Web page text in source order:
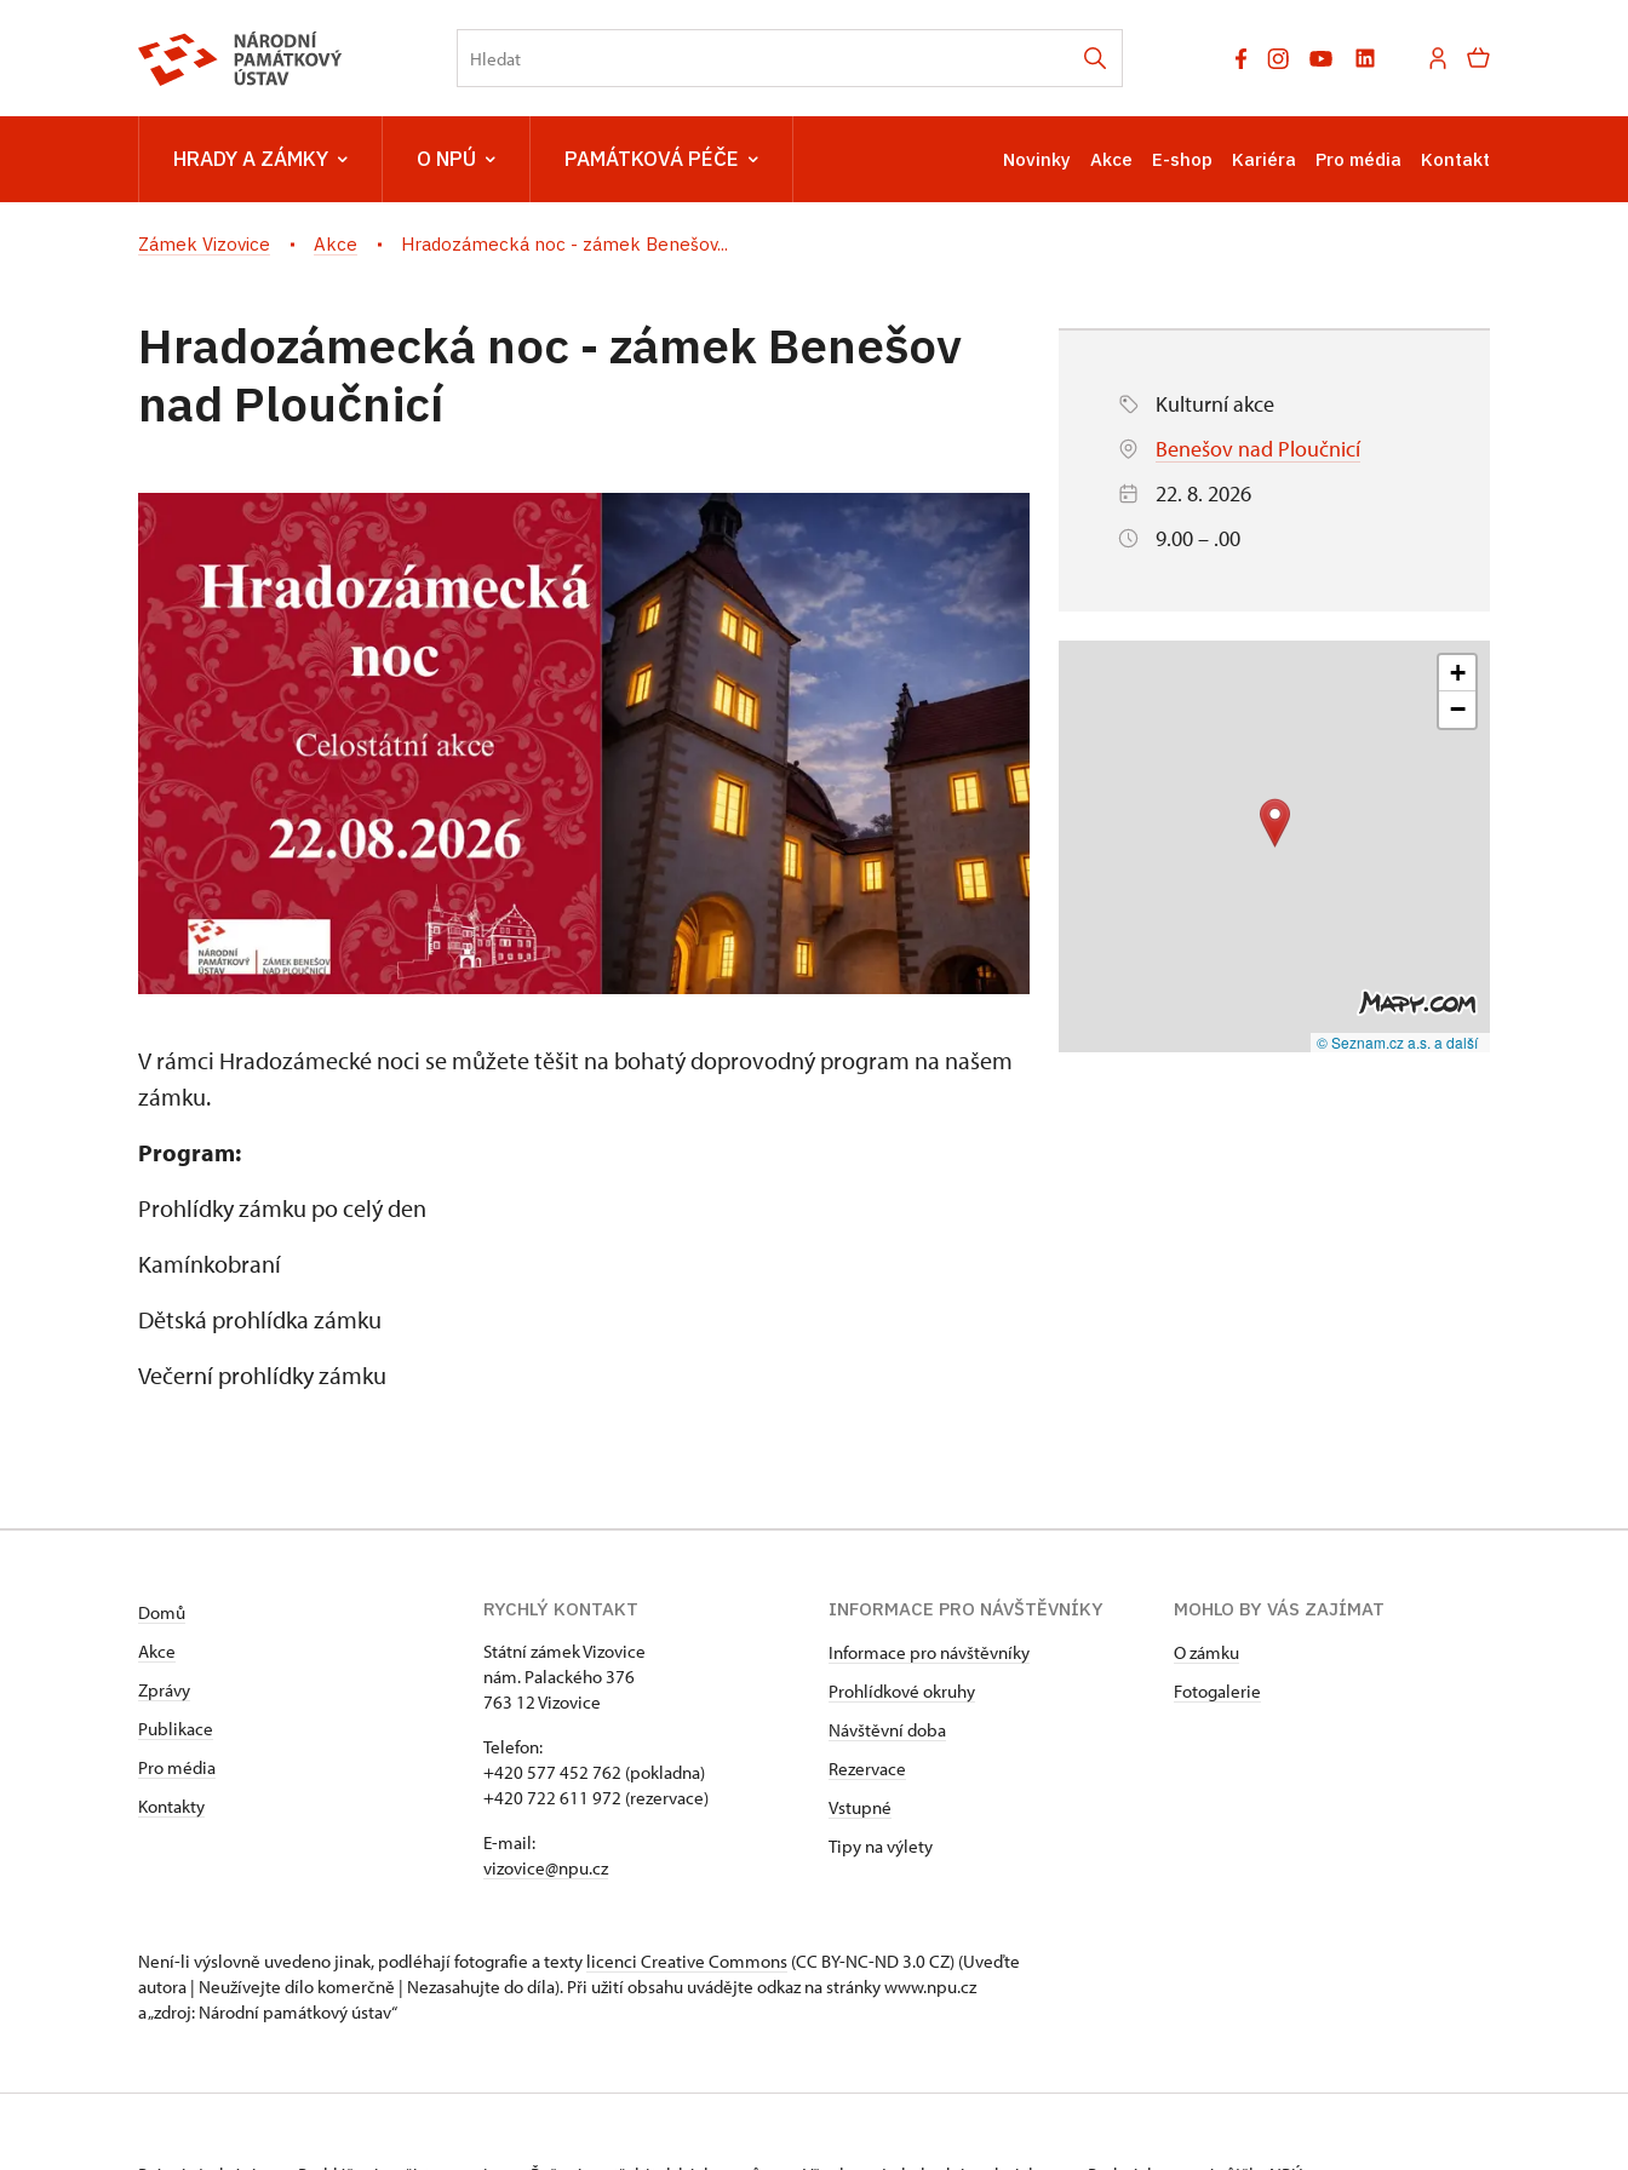
HRADY A ZÁMKY O NPÚ PAMÁTKOVÁ PÉČE Novinky Akce E-shop Kariéra Pro média Kontakt
Zámek Vizovice Akce Hradozámecká noc - zámek Benešov...
Hradozámecká noc - zámek Benešov
nad Ploučnicí
V rámci Hradozámecké noci se můžete těšit na bohatý doprovodný program na našem
zámku.
Program:
Prohlídky zámku po celý den
Kamínkobraní
Dětská prohlídka zámku
Večerní prohlídky zámku
Kulturní akce
Benešov nad Ploučnicí
22. 8. 2026
9.00 – .00
+
−
© Seznam.cz a.s. a další
Domů
Akce
Zprávy
Publikace
Pro média
Kontakty
RYCHLÝ KONTAKT
Státní zámek Vizovice
nám. Palackého 376
763 12 Vizovice
Telefon:
+420 577 452 762 (pokladna)
+420 722 611 972 (rezervace)
E-mail:
vizovice@npu.cz
INFORMACE PRO NÁVŠTĚVNÍKY
Informace pro návštěvníky
Prohlídkové okruhy
Návštěvní doba
Rezervace
Vstupné
Tipy na výlety
MOHLO BY VÁS ZAJÍMAT
O zámku
Fotogalerie
Není-li výslovně uvedeno jinak, podléhají fotografie a texty licenci Creative Commons (CC BY-NC-ND 3.0 CZ) (Uveďte
autora | Neužívejte dílo komerčně | Nezasahujte do díla). Při užití obsahu uvádějte odkaz na stránky www.npu.cz
a „zdroj: Národní památkový ústav“